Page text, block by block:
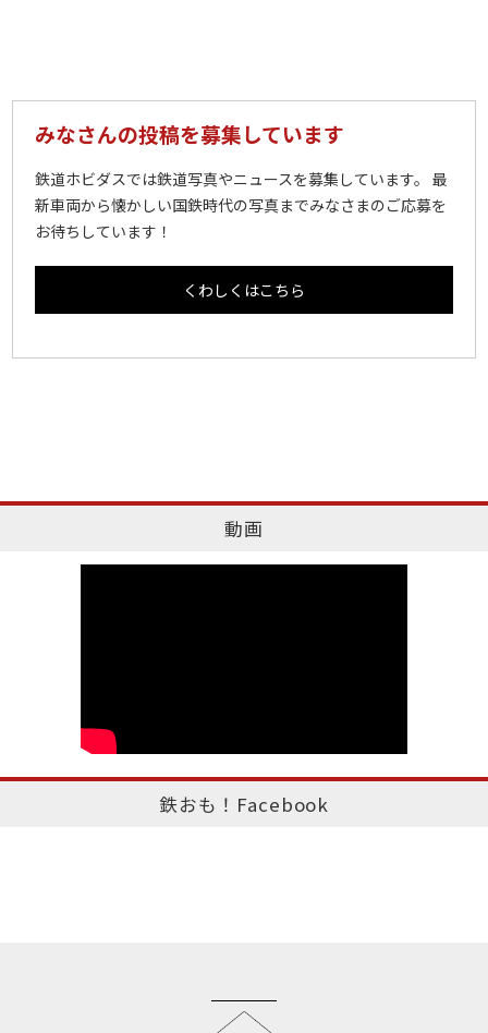
みなさんの投稿を募集しています
鉄道ホビダスでは鉄道写真やニュースを募集しています。 最
新車両から懐かしい国鉄時代の写真までみなさまのご応募を
お待ちしています！
くわしくはこちら
動画
鉄おも！Facebook